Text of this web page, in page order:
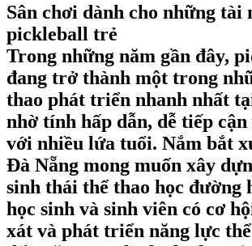
Sân chơi dành cho những tài
pickleball trẻ
Trong những năm gần đây,
đang trở thành một trong
thao phát triển nhanh nhất
nhờ tính hấp dẫn, dễ tiếp
với nhiều lứa tuổi. Nắm bắt
Đà Nẵng mong muốn xây
sinh thái thể thao học đường
học sinh và sinh viên có cơ
xát và phát triển năng lực